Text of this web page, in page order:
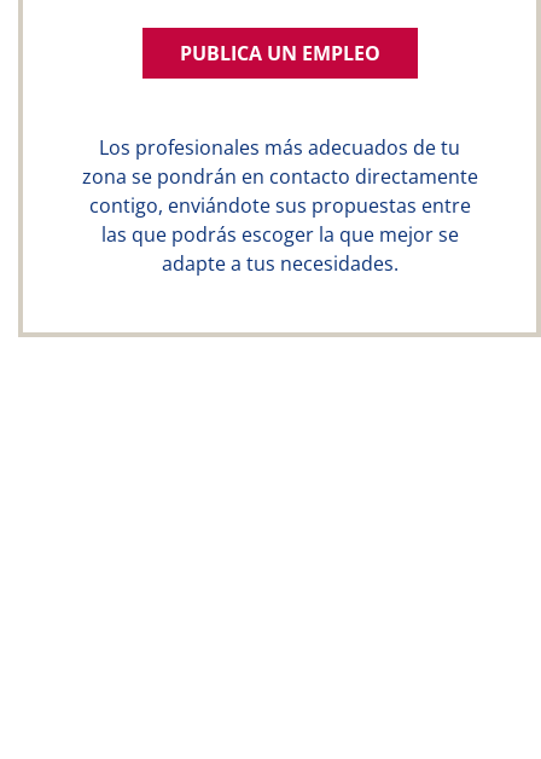
PUBLICA UN EMPLEO
Los profesionales más adecuados de tu
zona se pondrán en contacto directamente
contigo, enviándote sus propuestas entre
las que podrás escoger la que mejor se
adapte a tus necesidades.